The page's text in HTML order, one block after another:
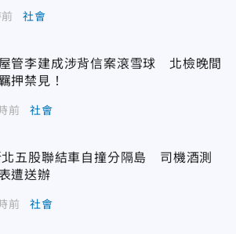
社會
管李建成涉背信案滾雪球 北檢晚間
押禁見！
前 社會
北五股聯結車自撞分隔島 司機酒測
遭送辦
前 社會